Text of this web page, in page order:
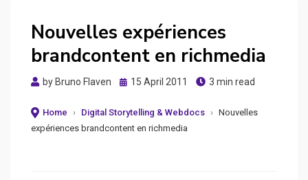
Nouvelles expériences
brandcontent en richmedia
by Bruno Flaven
Posted
15 April 2011 3 min read
Home › Digital Storytelling & Webdocs › Nouvelles
expériences brandcontent en richmedia